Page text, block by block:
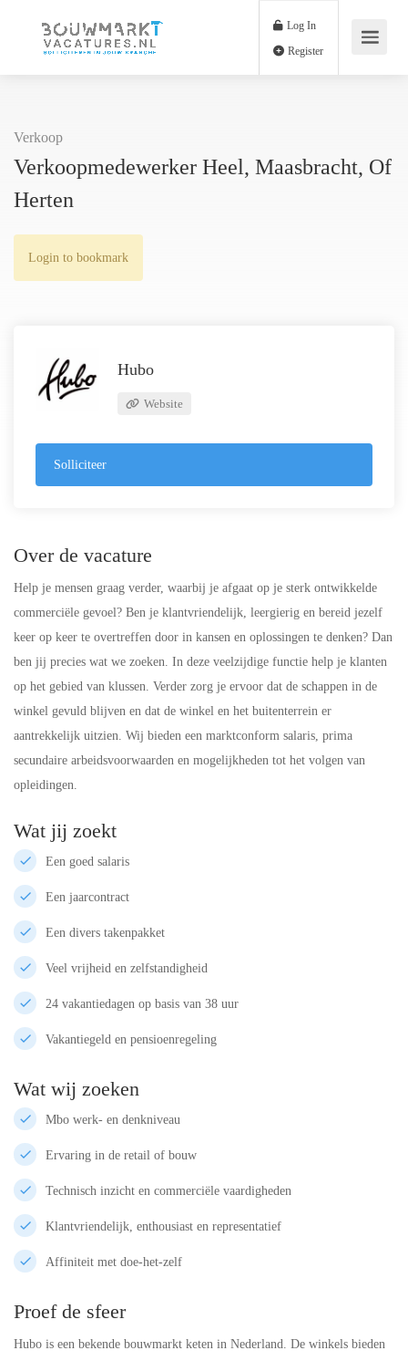
Log In
Verkoop
Verkoopmedewerker Heel, Maasbracht, Of
Herten
Login to bookmark
Hubo
Website
Solliciteer
Over de vacature
Help je mensen graag verder, waarbij je afgaat op je sterk ontwikkelde
commerciële gevoel? Ben je klantvriendelijk, leergierig en bereid jezelf
keer op keer te overtreffen door in kansen en oplossingen te denken? Dan
ben jij precies wat we zoeken. In deze veelzijdige functie help je klanten
op het gebied van klussen. Verder zorg je ervoor dat de schappen in de
winkel gevuld blijven en dat de winkel en het buitenterrein er
aantrekkelijk uitzien. Wij bieden een marktconform salaris, prima
secundaire arbeidsvoorwaarden en mogelijkheden tot het volgen van
opleidingen.
Wat jij zoekt
Een goed salaris
Een jaarcontract
Een divers takenpakket
Veel vrijheid en zelfstandigheid
24 vakantiedagen op basis van 38 uur
Vakantiegeld en pensioenregeling
Wat wij zoeken
Mbo werk- en denkniveau
Ervaring in de retail of bouw
Technisch inzicht en commerciële vaardigheden
Klantvriendelijk, enthousiast en representatief
Affiniteit met doe-het-zelf
Proef de sfeer
Hubo is een bekende bouwmarkt keten in Nederland. De winkels bieden